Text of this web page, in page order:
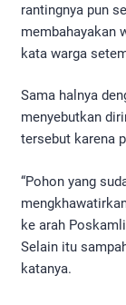
rantingnya pun
membahayakan
kata warga
Sama halnya
menyebutkan
tersebut karena
“Pohon yang
ke arah
Selain itu
katanya.